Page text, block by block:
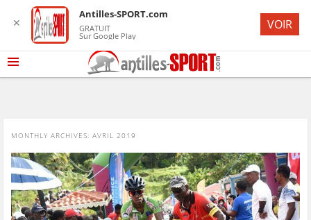
MONTHLY ARCHIVES:AVRIL 2019
✕
Antilles-SPORT.com
GRATUIT
Sur Google Play
VOIR